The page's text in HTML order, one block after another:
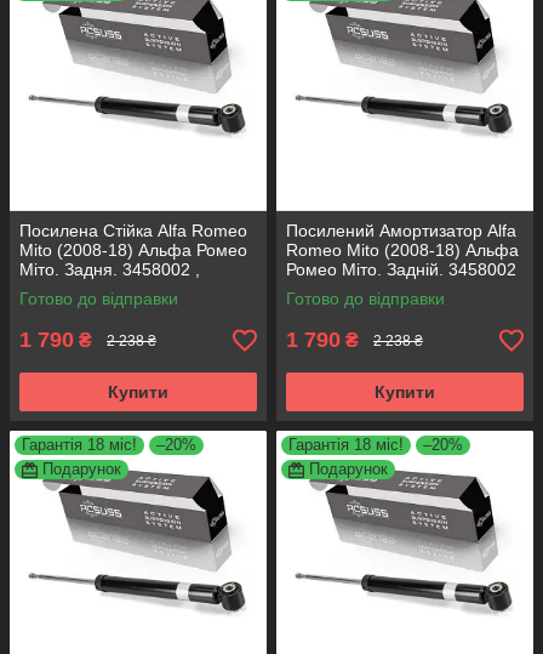
Посилена Стійка Alfa Romeo
Mito (2008-18) Альфа Ромео
Міто. Задня. 3458002 ,
317722. KOREA Аксусс!
Готово до відправки
1 790 ₴ 2 238 ₴
Купити
Посилений Амортизатор Alfa
Romeo Mito (2008-18) Альфа
Ромео Міто. Задній. 3458002
, 317722. KOREA Аксусс!
Готово до відправки
1 790 ₴ 2 238 ₴
Купити
Гарантія 18 міс!
–20%
Подарунок
Гарантія 18 міс!
–20%
Подарунок